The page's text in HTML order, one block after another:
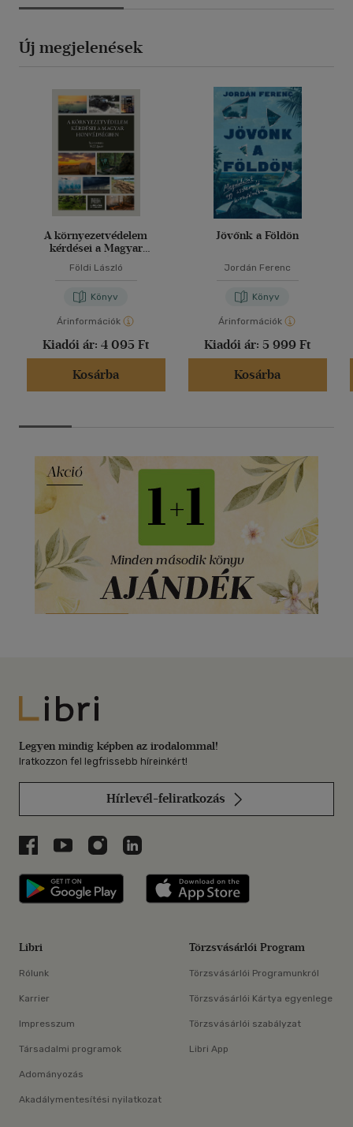
Új megjelenések
A környezetvédelem
kérdései a Magyar
Földi László
Könyv
Árinformációk
Kiadói ár: 4 095 Ft
Kosárba
Jövőnk a Földön
Jordán Ferenc
Könyv
Árinformációk
Kiadói ár: 5 999 Ft
Kosárba
Libri
Legyen mindig képben az irodalommal!
Iratkozzon fel legfrissebb híreinkért!
Hírlevél-feliratkozás
Libri a Facebookon
Libri a Youtube-on
Libri az Instagramon
Libri a LinkedInen
Libri applikáció Szerezd meg: Google
Libri
Rólunk
Karrier
Impresszum
Társadalmi programok
Adományozás
Akadálymentesítési nyilatkozat
Törzsvásárlói Program
Törzsvásárlói Programunkról
Törzsvásárlói Kártya egyenlege
Törzsvásárlói szabályzat
Libri App